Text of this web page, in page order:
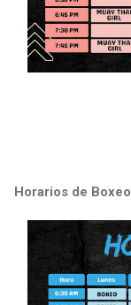
Horarios de Boxeo